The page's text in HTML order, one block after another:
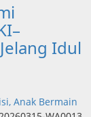
Idul
Anak Bermain